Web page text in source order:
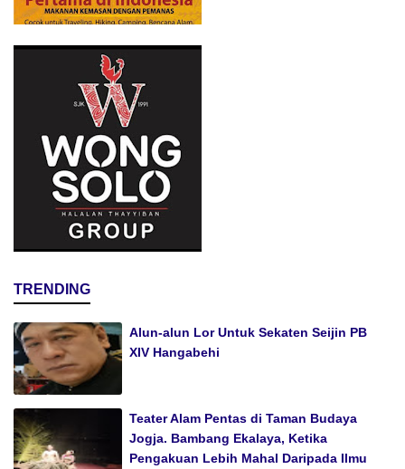
TRENDING
Alun-alun Lor Untuk Sekaten Seijin PB
XIV Hangabehi
Teater Alam Pentas di Taman Budaya
Jogja. Bambang Ekalaya, Ketika
Pengakuan Lebih Mahal Daripada Ilmu